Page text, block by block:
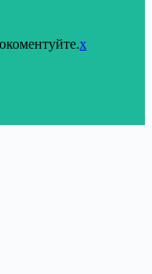
x